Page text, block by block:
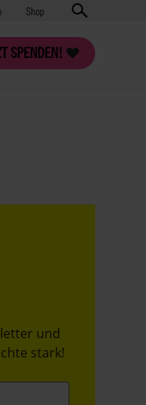
Shop
SPENDEN!
und
stark!